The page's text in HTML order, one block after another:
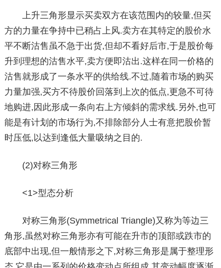
上升三角形显示买卖双方在该范围内的较量,但买
方的力量在争持中已稍占上风.卖方在其特定的股价水
平不断沽售虽不急于出货,但却不看好后市,于是股价每
升到理想的沽售水平,卖方便即沽出.这样在同一价格的
沽售就形成了一条水平的供给线.不过,随着市场的购买
力量加强,买方不待股价回落到上次的低点,更急不可待
地购进,因此形成一条向右上方倾斜的需求线.另外,也可
能是有计划的市场行为,不排除部分人士有意把股价暂
时压低,以达到逢低大量吸纳之目的.
(2)对称三角形
<1>型态分析
对称三角形(Symmetrical Triangle)又称为等边三
角形,虽然对称三角形亦有可能在升市的顶部或跌市的
底部中出现,但一般情形之下,对称三角形是属于整理形